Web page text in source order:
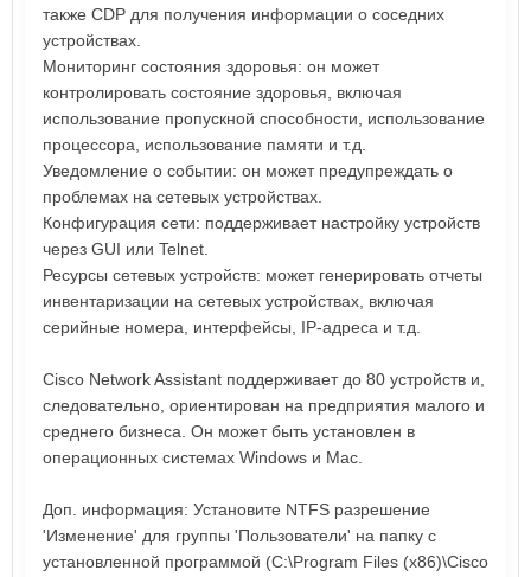
также CDP для получения информации о соседних
устройствах.
Мониторинг состояния здоровья: он может
контролировать состояние здоровья, включая
использование пропускной способности, использование
процессора, использование памяти и т.д.
Уведомление о событии: он может предупреждать о
проблемах на сетевых устройствах.
Конфигурация сети: поддерживает настройку устройств
через GUI или Telnet.
Ресурсы сетевых устройств: может генерировать отчеты
инвентаризации на сетевых устройствах, включая
серийные номера, интерфейсы, IP-адреса и т.д.
Cisco Network Assistant поддерживает до 80 устройств и,
следовательно, ориентирован на предприятия малого и
среднего бизнеса. Он может быть установлен в
операционных системах Windows и Mac.
Доп. информация: Установите NTFS разрешение
'Изменение' для группы 'Пользователи' на папку с
установленной программой (C:\Program Files (x86)\Cisco